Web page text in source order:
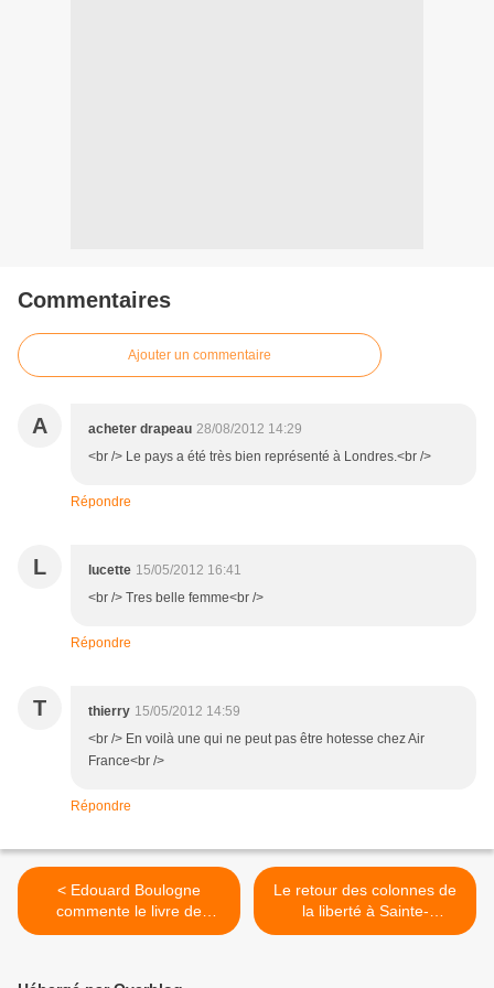
Commentaires
Ajouter un commentaire
A acheter drapeau 28/08/2012 14:29
<br /> Le pays a été très bien représenté à Londres.<br />
Répondre
L lucette 15/05/2012 16:41
<br /> Tres belle femme<br />
Répondre
T thierry 15/05/2012 14:59
<br /> En voilà une qui ne peut pas être hotesse chez Air
France<br />
Répondre
< Edouard Boulogne
commente le livre de
Victorin Lurel
Le retour des colonnes de
la liberté à Sainte-
Geneviève-des-Bois >